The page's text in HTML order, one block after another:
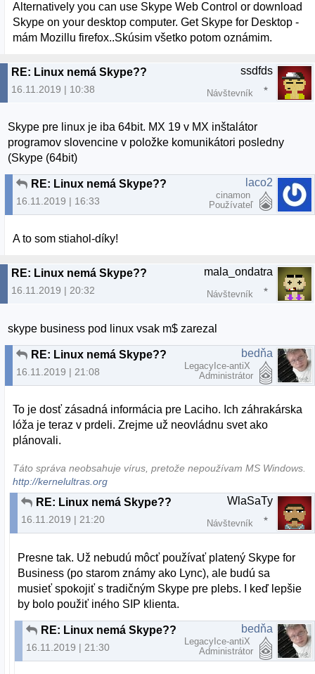
Alternatively you can use Skype Web Control or download
Skype on your desktop computer. Get Skype for Desktop -
mám Mozillu firefox..Skúsim všetko potom oznámim.
RE: Linux nemá Skype??
16.11.2019 | 10:38
ssdfds
Návštevník
Skype pre linux je iba 64bit. MX 19 v MX inštalátor
programov slovencine v položke komunikátori posledny
(Skype (64bit)
RE: Linux nemá Skype??
16.11.2019 | 16:33
laco2
cinamon
Používateľ
A to som stiahol-díky!
RE: Linux nemá Skype??
16.11.2019 | 20:32
mala_ondatra
Návštevník
skype business pod linux vsak m$ zarezal
RE: Linux nemá Skype??
16.11.2019 | 21:08
bedňa
LegacyIce-antiX
Administrátor
To je dosť zásadná informácia pre Laciho. Ich záhrakárska
lóža je teraz v prdeli. Zrejme už neovládnu svet ako
plánovali.
Táto správa neobsahuje vírus, pretože nepoužívam MS Windows.
http://kernelultras.org
RE: Linux nemá Skype??
16.11.2019 | 21:20
WlaSaTy
Návštevník
Presne tak. Už nebudú môcť používať platený Skype for
Business (po starom známy ako Lync), ale budú sa
musieť spokojiť s tradičným Skype pre plebs. I keď lepšie
by bolo použiť iného SIP klienta.
RE: Linux nemá Skype??
16.11.2019 | 21:30
bedňa
LegacyIce-antiX
Administrátor